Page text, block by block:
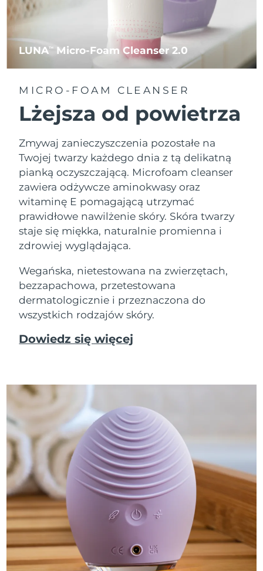
LUNATM Micro-Foam Cleanser 2.0
MICRO-FOAM CLEANSER
Lżejsza od powietrza
Zmywaj zanieczyszczenia pozostałe na
Twojej twarzy każdego dnia z tą delikatną
pianką oczyszczającą. Microfoam cleanser
zawiera odżywcze aminokwasy oraz
witaminę E pomagającą utrzymać
prawidłowe nawilżenie skóry. Skóra twarzy
staje się miękka, naturalnie promienna i
zdrowiej wyglądająca.
Wegańska, nietestowana na zwierzętach,
bezzapachowa, przetestowana
dermatologicznie i przeznaczona do
wszystkich rodzajów skóry.
Dowiedz się więcej